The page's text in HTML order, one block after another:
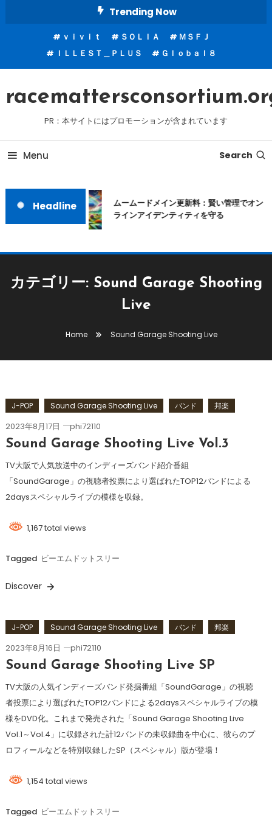
Trending Now
ｖｉｖｉｔ ＳＯＬＩＡ
ＭＳＦＪ
ＩＬＬＥＳＴ＿ＰＬＵＳ
Ｇｌｏｂａｌ８
PR：本サイトにはプロモーションが含まれています
Menu Search
Headline
ムームードメイン更新料：賢い管理でオン
ラインアイデンティティを守る
カテゴリー: Sound Garage Shooting
Live
Home Sound Garage Shooting Live
J-POP Sound Garage Shooting Live バンド 邦楽
2023年8月17日 phi72110
Sound Garage Shooting Live Vol.3
TV大阪で人気放送中のインディーズバンド紹介番組
「SoundGarage」の視聴者投票により選ばれたTOP12バンドによる
2daysスペシャルライブの模様を収録。
1,167 total views
Tagged ビーエムドットスリー
Discover
J-POP Sound Garage Shooting Live バンド 邦楽
2023年8月16日 phi72110
Sound Garage Shooting Live SP
TV大阪の人気インディーズバンド発掘番組「SoundGarage」の視聴
者投票により選ばれたTOP12バンドによる2daysスペシャルライブの模
様をDVD化。これまで発売された「Sound Garage Shooting Live
Vol.1～Vol.4」に収録された計12バンドの未収録曲を中心に、彼らのプ
ロフィールなどを特別収録したSP（スペシャル）版が登場！
1,154 total views
Tagged ビーエムドットスリー